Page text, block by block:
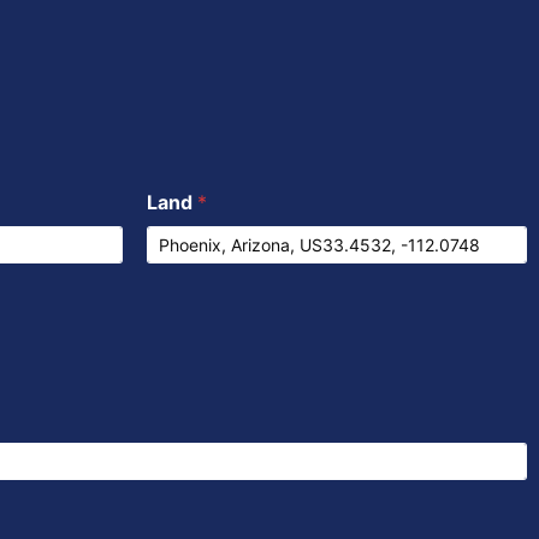
Land *